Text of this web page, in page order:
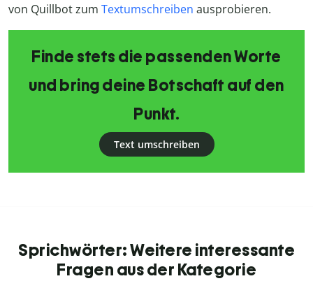
von Quillbot zum Textumschreiben ausprobieren.
Finde stets die passenden Worte
und bring deine Botschaft auf den
Punkt.
Text umschreiben
Sprichwörter: Weitere interessante
Fragen aus der Kategorie